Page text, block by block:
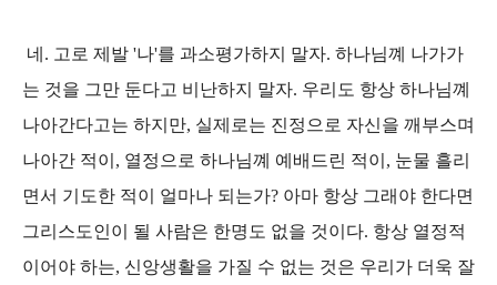
네. 고로 제발 '나'를 과소평가하지 말자. 하나님꼐 나가가
는 것을 그만 둔다고 비난하지 말자. 우리도 항상 하나님꼐
나아간다고는 하지만, 실제로는 진정으로 자신을 깨부스며
나아간 적이, 열정으로 하나님꼐 예배드린 적이, 눈물 흘리
면서 기도한 적이 얼마나 되는가? 아마 항상 그래야 한다면
그리스도인이 될 사람은 한명도 없을 것이다. 항상 열정적
이어야 하는, 신앙생활을 가질 수 없는 것은 우리가 더욱 잘